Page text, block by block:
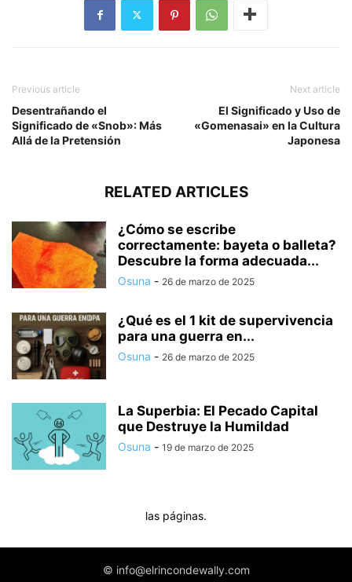
Previous article
Desentrañando el
Significado de «Snob»: Más
Allá de la Pretensión
Next article
El Significado y Uso de
«Gomenasai» en la Cultura
Japonesa
RELATED ARTICLES
¿Cómo se escribe
correctamente: bayeta o balleta?
Descubre la forma adecuada...
Osuna - 26 de marzo de 2025
¿Qué es el 1 kit de supervivencia
para una guerra en...
Osuna - 26 de marzo de 2025
La Superbia: El Pecado Capital
que Destruye la Humildad
Osuna - 19 de marzo de 2025
las páginas.
© info@elrincondewally.com